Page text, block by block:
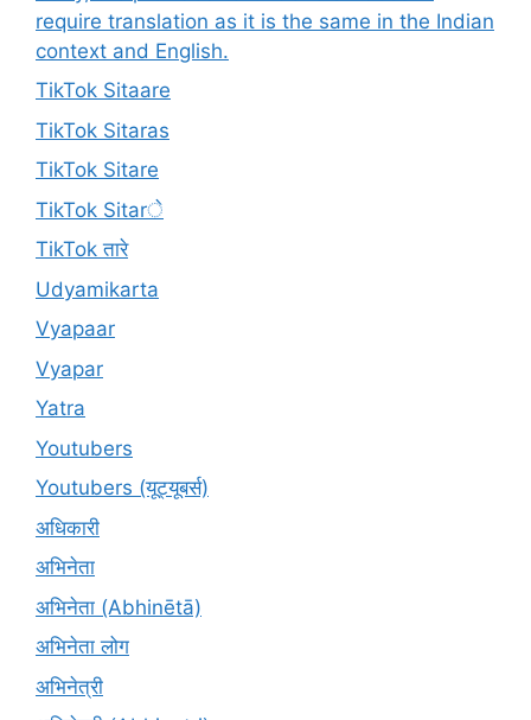
require translation as it is the same in the Indian
context and English.
TikTok Sitaare
TikTok Sitaras
TikTok Sitare
TikTok Sitarे
TikTok तारे
Udyamikarta
Vyapaar
Vyapar
Yatra
Youtubers
Youtubers (यूट्यूबर्स)
अधिकारी
अभिनेता
अभिनेता (Abhinētā)
अभिनेता लोग
अभिनेत्री